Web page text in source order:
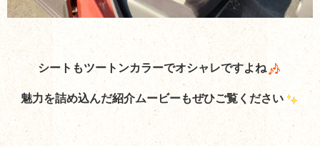
シートもツートンカラーでオシャレですよね
魅力を詰め込んだ紹介ムービーもぜひご覧ください